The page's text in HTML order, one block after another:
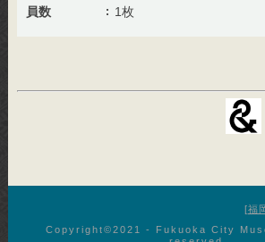
員数 1枚
福
Copyright©︎2021 - Fukuoka City